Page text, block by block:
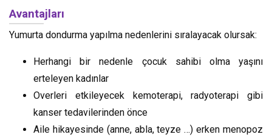
Avantajları
Yumurta dondurma yapılma nedenlerini sıralayacak olursak:
Herhangi bir nedenle çocuk sahibi olma yaşını
erteleyen kadınlar
Overleri etkileyecek kemoterapi, radyoterapi gibi
kanser tedavilerinden önce
Aile hikayesinde (anne, abla, teyze …) erken menopoz